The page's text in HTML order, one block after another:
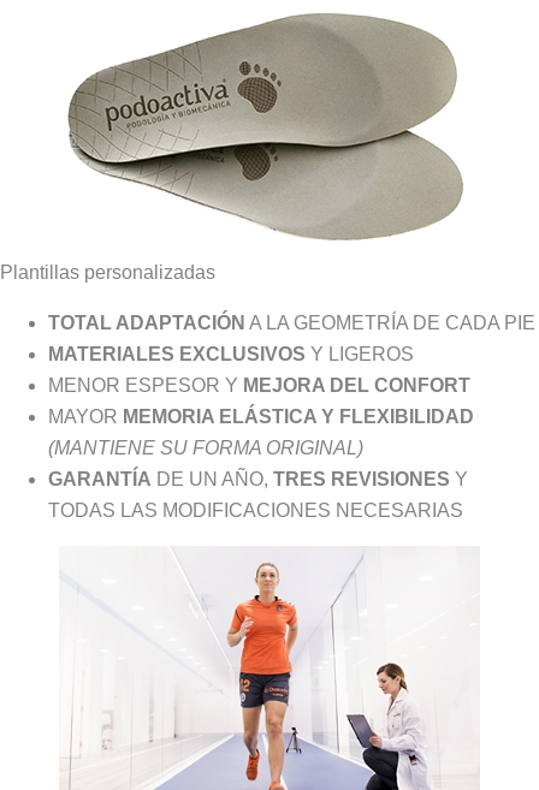
Plantillas personalizadas
TOTAL ADAPTACIÓN A LA GEOMETRÍA DE CADA PIE
MATERIALES EXCLUSIVOS Y LIGEROS
MENOR ESPESOR Y MEJORA DEL CONFORT
MAYOR MEMORIA ELÁSTICA Y FLEXIBILIDAD
(MANTIENE SU FORMA ORIGINAL)
GARANTÍA DE UN AÑO, TRES REVISIONES Y
TODAS LAS MODIFICACIONES NECESARIAS